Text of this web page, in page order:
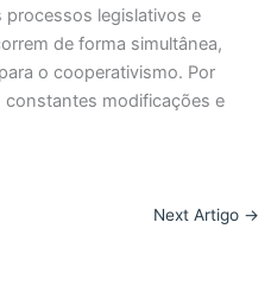
processos legislativos e
de forma simultânea,
o cooperativismo. Por
constantes modificações e
Next Artigo →